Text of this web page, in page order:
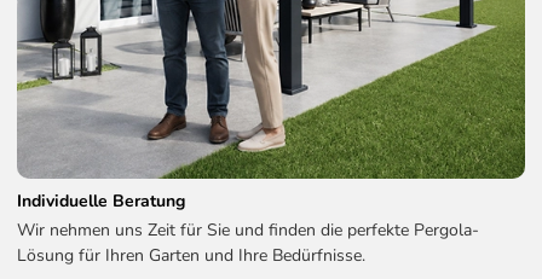
Weide Deluxe Plus Pergola 4 x 8 M anthrazit - 4x8M -
WE-LED-4080-ANT
Technische Informationen zum LED Kits:
LED-Helligkeit:
LED-Eingang:
24V DC / 150W
Reichweite der Fernbedienung:
100m
Individuelle Beratung
Wir nehmen uns Zeit für Sie und finden die perfekte Pergola-
Lösung für Ihren Garten und Ihre Bedürfnisse.